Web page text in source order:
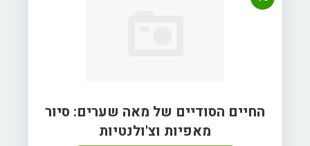
החיים הסודיים של מאה שערים: סיור
מאפיות וצ'ולנטיות